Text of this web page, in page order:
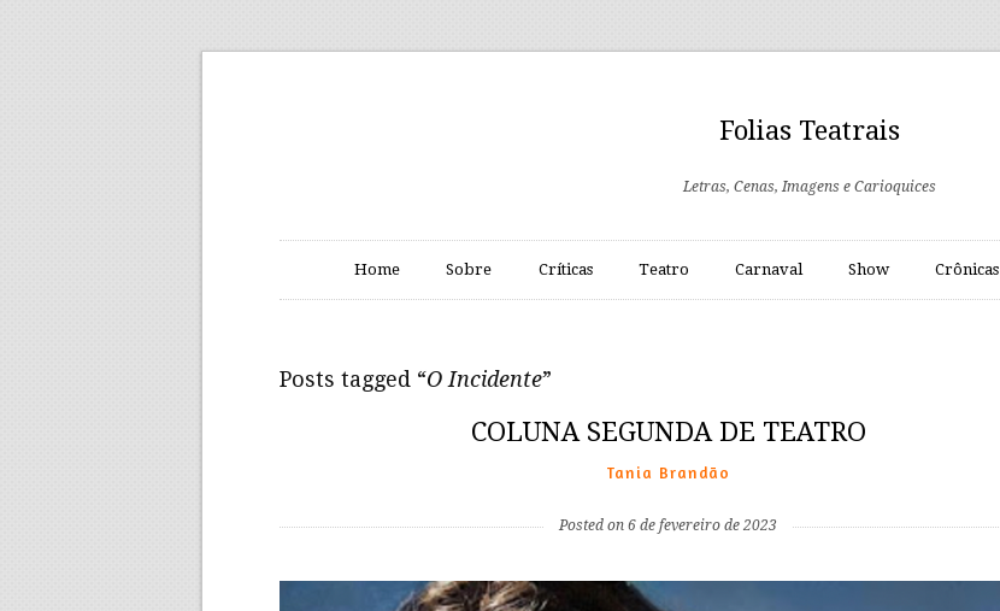
Folias Teatrais
Letras, Cenas, Imagens e Carioquices
Home Sobre Críticas Teatro Carnaval Show Crônicas
Posts tagged “O Incidente”
COLUNA SEGUNDA DE TEATRO
Tania Brandão
Posted on 6 de fevereiro de 2023